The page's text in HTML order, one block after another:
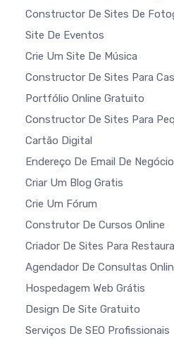
Constructor De Sites De
Site De Eventos
Crie Um Site De Música
Constructor De Sites Para
Portfólio Online Gratuito
Constructor De Sites Para
Cartão Digital
Endereço De Email De
Criar Um Blog Gratis
Crie Um Fórum
Construtor De Cursos Online
Criador De Sites Para
Agendador De Consultas
Hospedagem Web Grátis
Design De Site Gratuito
Serviços De SEO Profissionais